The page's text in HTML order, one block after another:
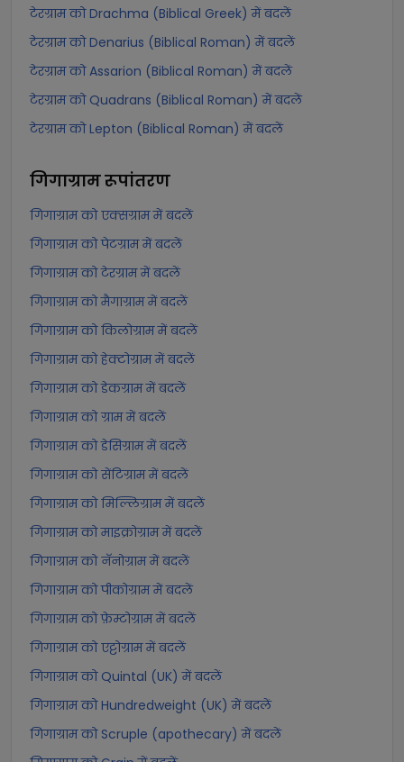
टेरग्राम को Drachma (Biblical Greek) में बदलें
टेरग्राम को Denarius (Biblical Roman) में बदलें
टेरग्राम को Assarion (Biblical Roman) में बदलें
टेरग्राम को Quadrans (Biblical Roman) में बदलें
टेरग्राम को Lepton (Biblical Roman) में बदलें
गिगाग्रामरूपांतरण
गिगाग्राम को एक्सग्राम में बदलें
गिगाग्राम को पेटग्राम में बदलें
गिगाग्राम को टेरग्राम में बदलें
गिगाग्राम को मैगाग्राम में बदलें
गिगाग्राम को किलोग्राम में बदलें
गिगाग्राम को हेक्टोग्राम में बदलें
गिगाग्राम को डेकग्राम में बदलें
गिगाग्राम को ग्राम में बदलें
गिगाग्राम को डेसिग्राम में बदलें
गिगाग्राम को सेंटिग्राम में बदलें
गिगाग्राम को मिल्लिग्राम में बदलें
गिगाग्राम को माइक्रोग्राम में बदलें
गिगाग्राम को नॅनोग्राम में बदलें
गिगाग्राम को पीकोग्राम में बदलें
गिगाग्राम को फ़ेम्टोग्राम में बदलें
गिगाग्राम को एट्टोग्राम में बदलें
गिगाग्राम को Quintal (UK) में बदलें
गिगाग्राम को Hundredweight (UK) में बदलें
गिगाग्राम को Scruple (apothecary) में बदलें